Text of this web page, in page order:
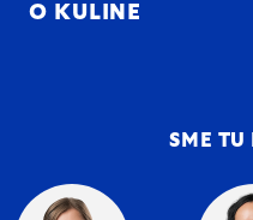
O KULINE
SME TU